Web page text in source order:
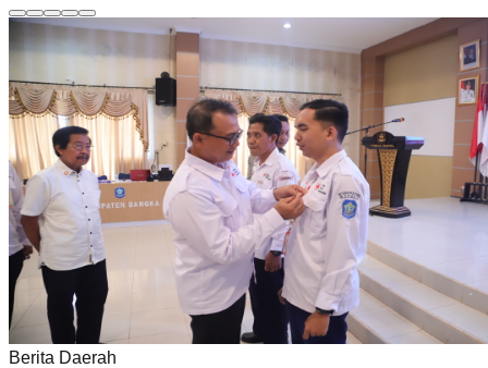
Berita Daerah